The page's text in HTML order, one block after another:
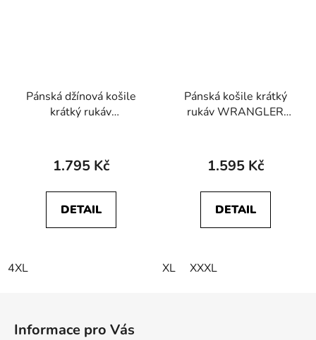
Pánská džínová košile
krátký rukáv
WESTERN SHIRT
Authentic Tint
1.795 Kč
DETAIL
4XL
Pánská košile krátký
rukáv WRANGLER
1.595 Kč
DETAIL
XL XXXL
Informace pro Vás